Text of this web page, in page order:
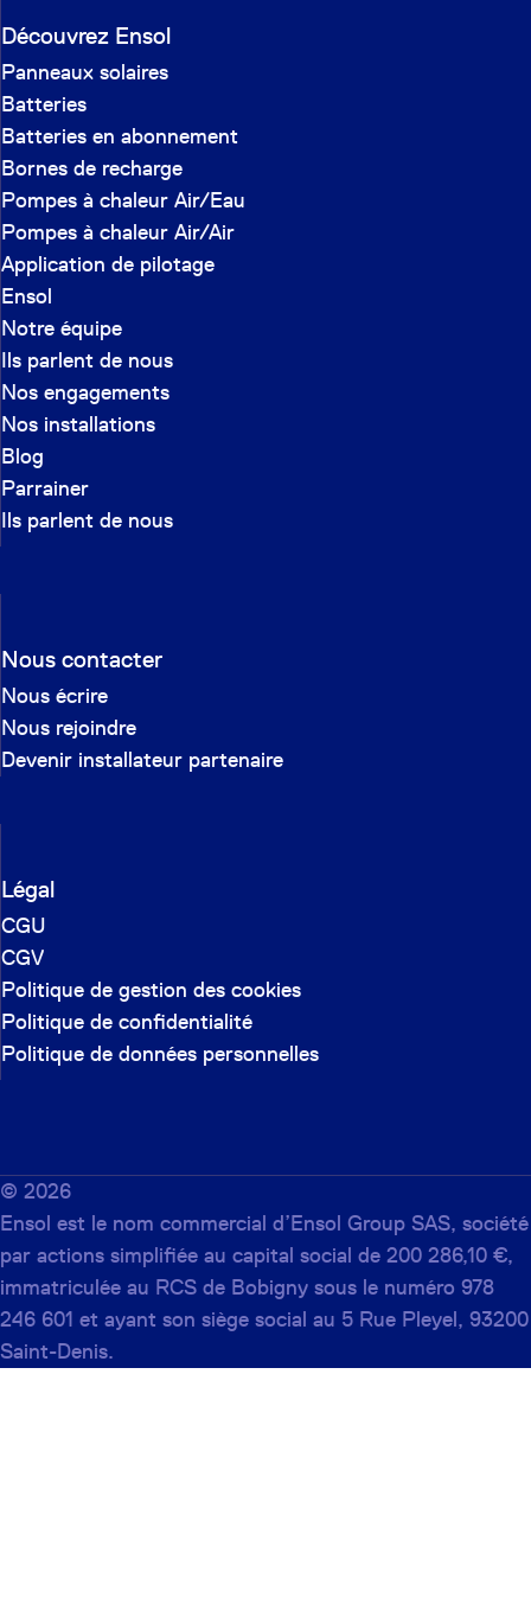
Découvrez Ensol
Panneaux solaires
Batteries
Batteries en abonnement
Bornes de recharge
Pompes à chaleur Air/Eau
Pompes à chaleur Air/Air
Application de pilotage
Ensol
Notre équipe
Ils parlent de nous
Nos engagements
Nos installations
Blog
Parrainer
Ils parlent de nous
Nous contacter
Nous écrire
Nous rejoindre
Devenir installateur partenaire
Légal
CGU
CGV
Politique de gestion des cookies
Politique de confidentialité
Politique de données personnelles
© 2026
Ensol est le nom commercial d’Ensol Group SAS, société
par actions simplifiée au capital social de 200 286,10 €,
immatriculée au RCS de Bobigny sous le numéro 978
246 601 et ayant son siège social au 5 Rue Pleyel, 93200
Saint-Denis.